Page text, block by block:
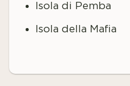
Isola di Pemba
Isola della Mafia